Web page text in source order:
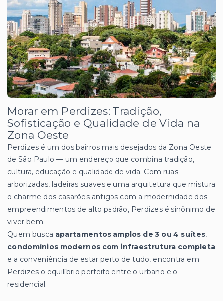
Morar em Perdizes: Tradição,
Sofisticação e Qualidade de Vida na
Zona Oeste
Perdizes é um dos bairros mais desejados da Zona Oeste
de São Paulo — um endereço que combina tradição,
cultura, educação e qualidade de vida. Com ruas
arborizadas, ladeiras suaves e uma arquitetura que mistura
o charme dos casarões antigos com a modernidade dos
empreendimentos de alto padrão, Perdizes é sinônimo de
viver bem.
Quem busca apartamentos amplos de 3 ou 4 suítes,
condomínios modernos com infraestrutura completa
e a conveniência de estar perto de tudo, encontra em
Perdizes o equilíbrio perfeito entre o urbano e o
residencial.